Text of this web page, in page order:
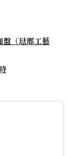
盤（琺瑯工藝